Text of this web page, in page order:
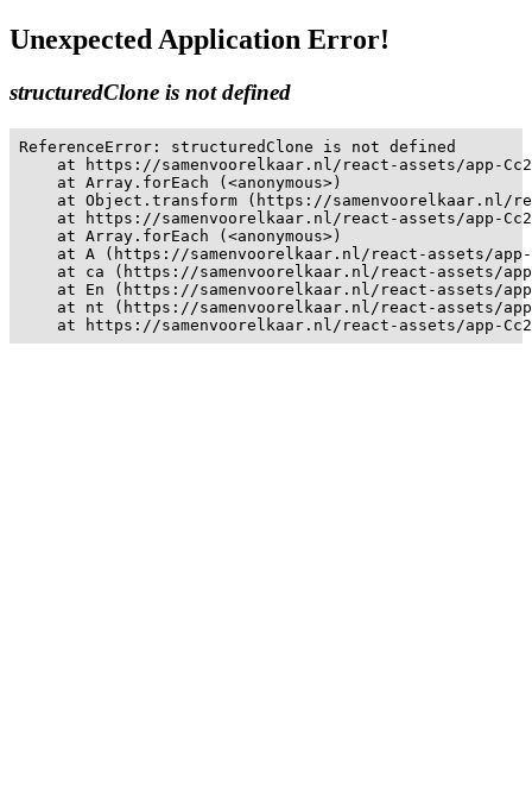
Unexpected Application Error!
structuredClone is not defined
ReferenceError: structuredClone is not defined
at https://samenvoorelkaar.nl/react-assets/app-
    at Array.forEach (<anonymous>)
at Object.transform (https://samenvoorelkaar.nl/
at https://samenvoorelkaar.nl/react-assets/app-
    at Array.forEach (<anonymous>)
at A (https://samenvoorelkaar.nl/react-assets/
at ca (https://samenvoorelkaar.nl/react-assets/
at En (https://samenvoorelkaar.nl/react-assets/
at nt (https://samenvoorelkaar.nl/react-assets/
at https://samenvoorelkaar.nl/react-assets/app-